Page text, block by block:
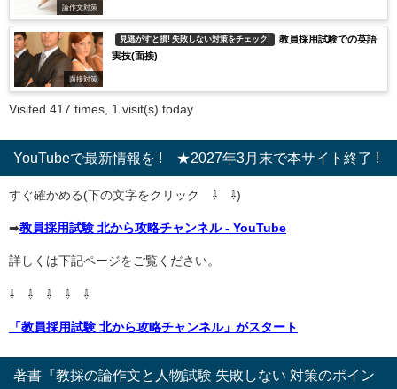
論作文対策
面接対策
見逃がすと損! 失敗しない対策をチェック!
教員採用試験での英語
実技(面接)
Visited 417 times, 1 visit(s) today
YouTubeで最新情報を ! ★2027年3月末で本サイト終了 !
すぐ確かめる(下の文字をクリック ⇩ ⇩)
➡教員採用試験 北から攻略チャンネル - YouTube
詳しくは下記ページをご覧ください。
⇩ ⇩ ⇩ ⇩ ⇩
「教員採用試験 北から攻略チャンネル」がスタート
著書『教採の論作文と人物試験 失敗しない 対策のポイン